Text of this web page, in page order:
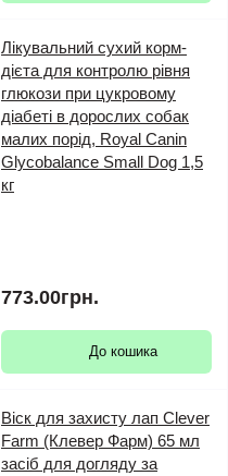
Лікувальний сухий корм-
дієта для контролю рівня
глюкози при цукровому
діабеті в дорослих собак
малих порід, Royal Canin
Glycobalance Small Dog 1,5
кг
773.00грн.
До кошика
Віск для захисту лап Clever
Farm (Клевер Фарм) 65 мл
засіб для догляду за